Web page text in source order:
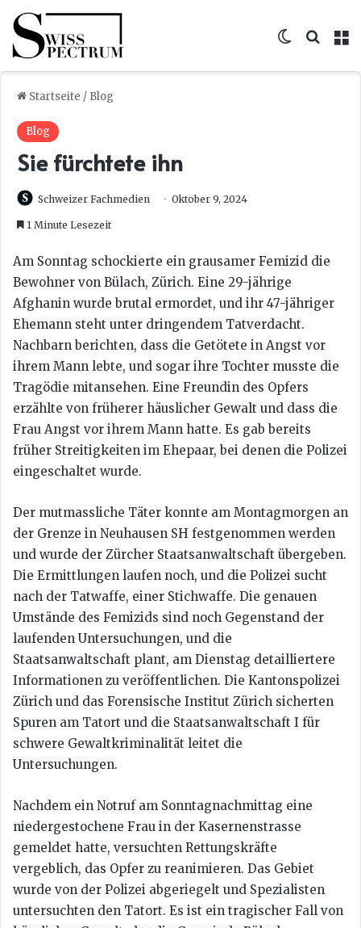
Skin
Startseite / Blog
Blog
Sie fürchtete ihn
Schweizer Fachmedien Oktober 9, 2024
1 Minute Lesezeit
Am Sonntag schockierte ein grausamer Femizid die
Bewohner von Bülach, Zürich. Eine 29-jährige
Afghanin wurde brutal ermordet, und ihr 47-jähriger
Ehemann steht unter dringendem Tatverdacht.
Nachbarn berichten, dass die Getötete in Angst vor
ihrem Mann lebte, und sogar ihre Tochter musste die
Tragödie mitansehen. Eine Freundin des Opfers
erzählte von früherer häuslicher Gewalt und dass die
Frau Angst vor ihrem Mann hatte. Es gab bereits
früher Streitigkeiten im Ehepaar, bei denen die Polizei
eingeschaltet wurde.
Der mutmassliche Täter konnte am Montagmorgen an
der Grenze in Neuhausen SH festgenommen werden
und wurde der Zürcher Staatsanwaltschaft übergeben.
Die Ermittlungen laufen noch, und die Polizei sucht
nach der Tatwaffe, einer Stichwaffe. Die genauen
Umstände des Femizids sind noch Gegenstand der
laufenden Untersuchungen, und die
Staatsanwaltschaft plant, am Dienstag detailliertere
Informationen zu veröffentlichen. Die Kantonspolizei
Zürich und das Forensische Institut Zürich sicherten
Spuren am Tatort und die Staatsanwaltschaft I für
schwere Gewaltkriminalität leitet die
Untersuchungen.
Nachdem ein Notruf am Sonntagnachmittag eine
niedergestochene Frau in der Kasernenstrasse
gemeldet hatte, versuchten Rettungskräfte
vergeblich, das Opfer zu reanimieren. Das Gebiet
wurde von der Polizei abgeriegelt und Spezialisten
untersuchten den Tatort. Es ist ein tragischer Fall von